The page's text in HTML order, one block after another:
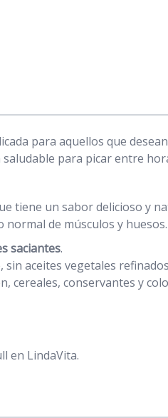
para aquellos que
para picar entre
tiene un sabor delicioso y
de músculos y huesos.
saciantes.
aceites vegetales
cereales, conservantes y
en LindaVita.